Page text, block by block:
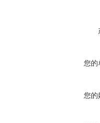
您的
您的